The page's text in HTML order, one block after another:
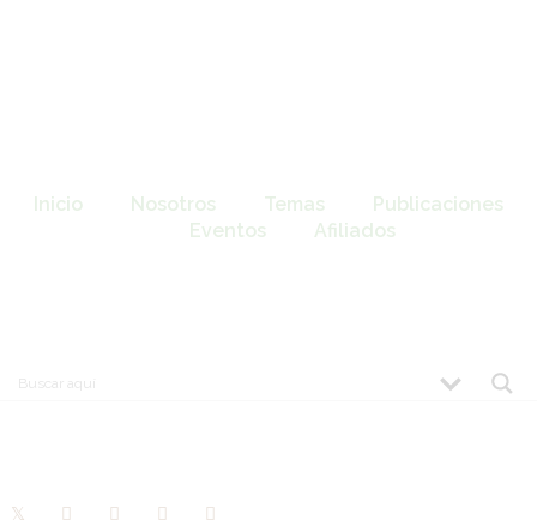
Inicio Nosotros Temas
Publicaciones
Eventos
Afiliados